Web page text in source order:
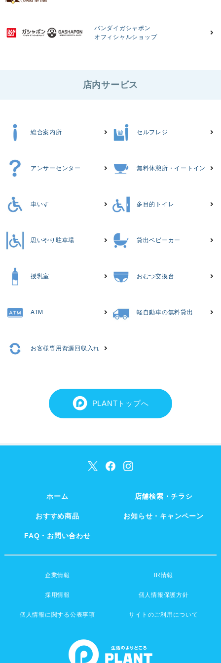
バンダイガシャポン
オフィシャルショップ
店内サービス
総合案内所 セルフレジ
アンサーセンター 無料休憩所・イートイン
車いす 多目的トイレ
思いやり駐車場 貸出ベビーカー
授乳室 おむつ交換台
ATM 軽自動車の無料貸出
お客様専用資源回収入れ
PLANTトップへ
ホーム 店舗検索・チラシ
おすすめ商品 お知らせ・キャンペーン
FAQ・お問い合わせ
企業情報 IR情報
採用情報 個人情報保護方針
個人情報に関する公表事項 サイトのご利用について